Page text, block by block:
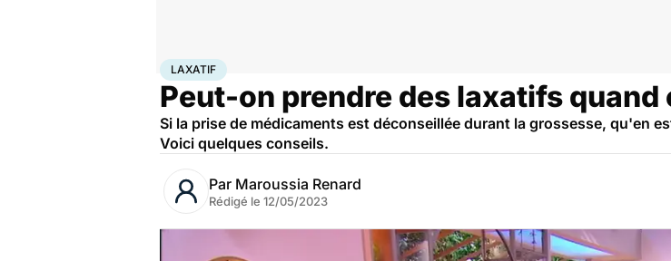
AccueilFamille
LAXATIF
Peut-on prendre des laxatifs quand
Si la prise de médicaments est déconseillée durant la grossesse, qu'en
Voici quelques conseils.
Par Maroussia Renard
Rédigé le 12/05/2023